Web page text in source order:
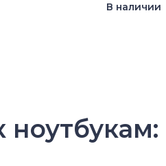
В наличии
ноутбукам: